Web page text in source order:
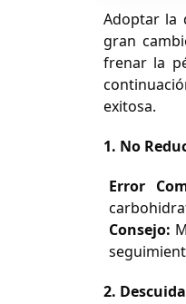
Adoptar la
gran
frenar la
exitosa.
1. No
Error
Consejo:
2.